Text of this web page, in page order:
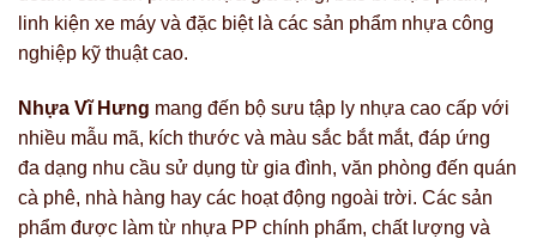
linh kiện xe máy và đặc biệt là các sản phẩm nhựa công
nghiệp kỹ thuật cao.
Nhựa Vĩ Hưng mang đến bộ sưu tập ly nhựa cao cấp với
nhiều mẫu mã, kích thước và màu sắc bắt mắt, đáp ứng
đa dạng nhu cầu sử dụng từ gia đình, văn phòng đến quán
cà phê, nhà hàng hay các hoạt động ngoài trời. Các sản
phẩm được làm từ nhựa PP chính phẩm, chất lượng và